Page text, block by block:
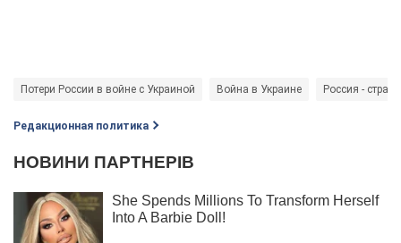
Потери России в войне с Украиной Война в Украине Россия -
Редакционная политика